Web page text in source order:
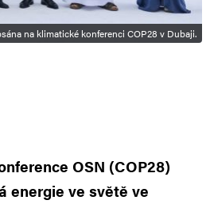
na klimatické konferenci COP28 v Dubaji.
OSN (COP28)
energie ve světě ve